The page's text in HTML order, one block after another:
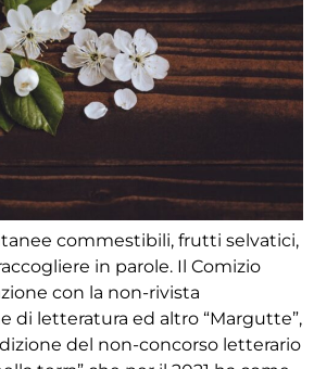
commestibili, frutti selvatici,
in parole. Il Comizio
con la non-rivista
di letteratura ed altro “Margutte”,
del non-concorso letterario